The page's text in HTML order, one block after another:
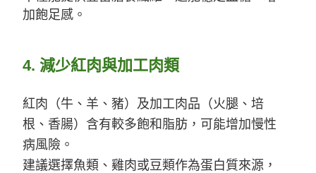
加飽足感。
4. 減少紅肉與加工肉類
紅肉（牛、羊、豬）及加工肉品（火腿、培
根、香腸）含有較多飽和脂肪，可能增加慢性
病風險。
建議選擇魚類、雞肉或豆類作為蛋白質來源，